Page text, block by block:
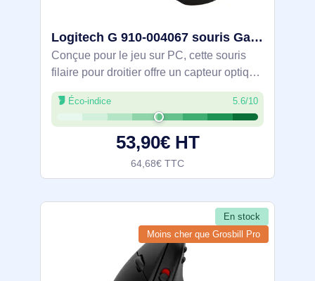
Logitech G 910-004067 souris Gaming Droitier USB Type-A Optique 4000 DPI
Conçue pour le jeu sur PC, cette souris
filaire pour droitier offre un capteur optique
4000 DPI avec technologie Delta Zero et
moteur hybride Fusion Engine pour un
suivi rapide et précis. 8 boutons
Éco-indice 5.6/10
53,90€ HT
64,68€ TTC
En stock
Moins cher que Grosbill Pro